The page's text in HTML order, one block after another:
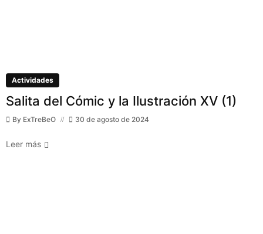
Actividades
Salita del Cómic y la Ilustración XV (1)
By ExTreBeO 30 de agosto de 2024
Leer más